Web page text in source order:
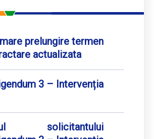
prelungire termen
actualizata
3 – Intervenția
solicitantului